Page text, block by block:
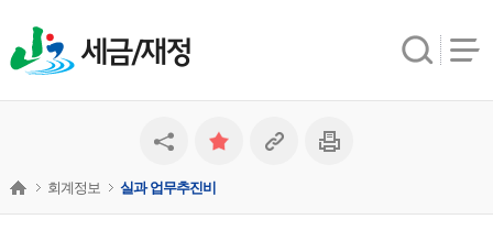
세금/재정
회계정보 실과 업무추진비